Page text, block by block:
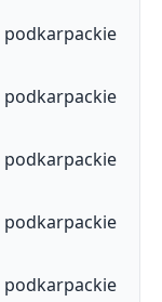
podkarpackie
podkarpackie
podkarpackie
podkarpackie
podkarpackie